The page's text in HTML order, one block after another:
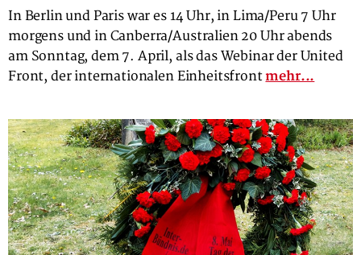
In Berlin und Paris war es 14 Uhr, in Lima/Peru 7 Uhr
morgens und in Canberra/Australien 20 Uhr abends
am Sonntag, dem 7. April, als das Webinar der United
Front, der internationalen Einheitsfrontmehr...